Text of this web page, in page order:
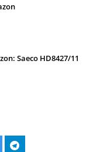
Saeco HD8427/11